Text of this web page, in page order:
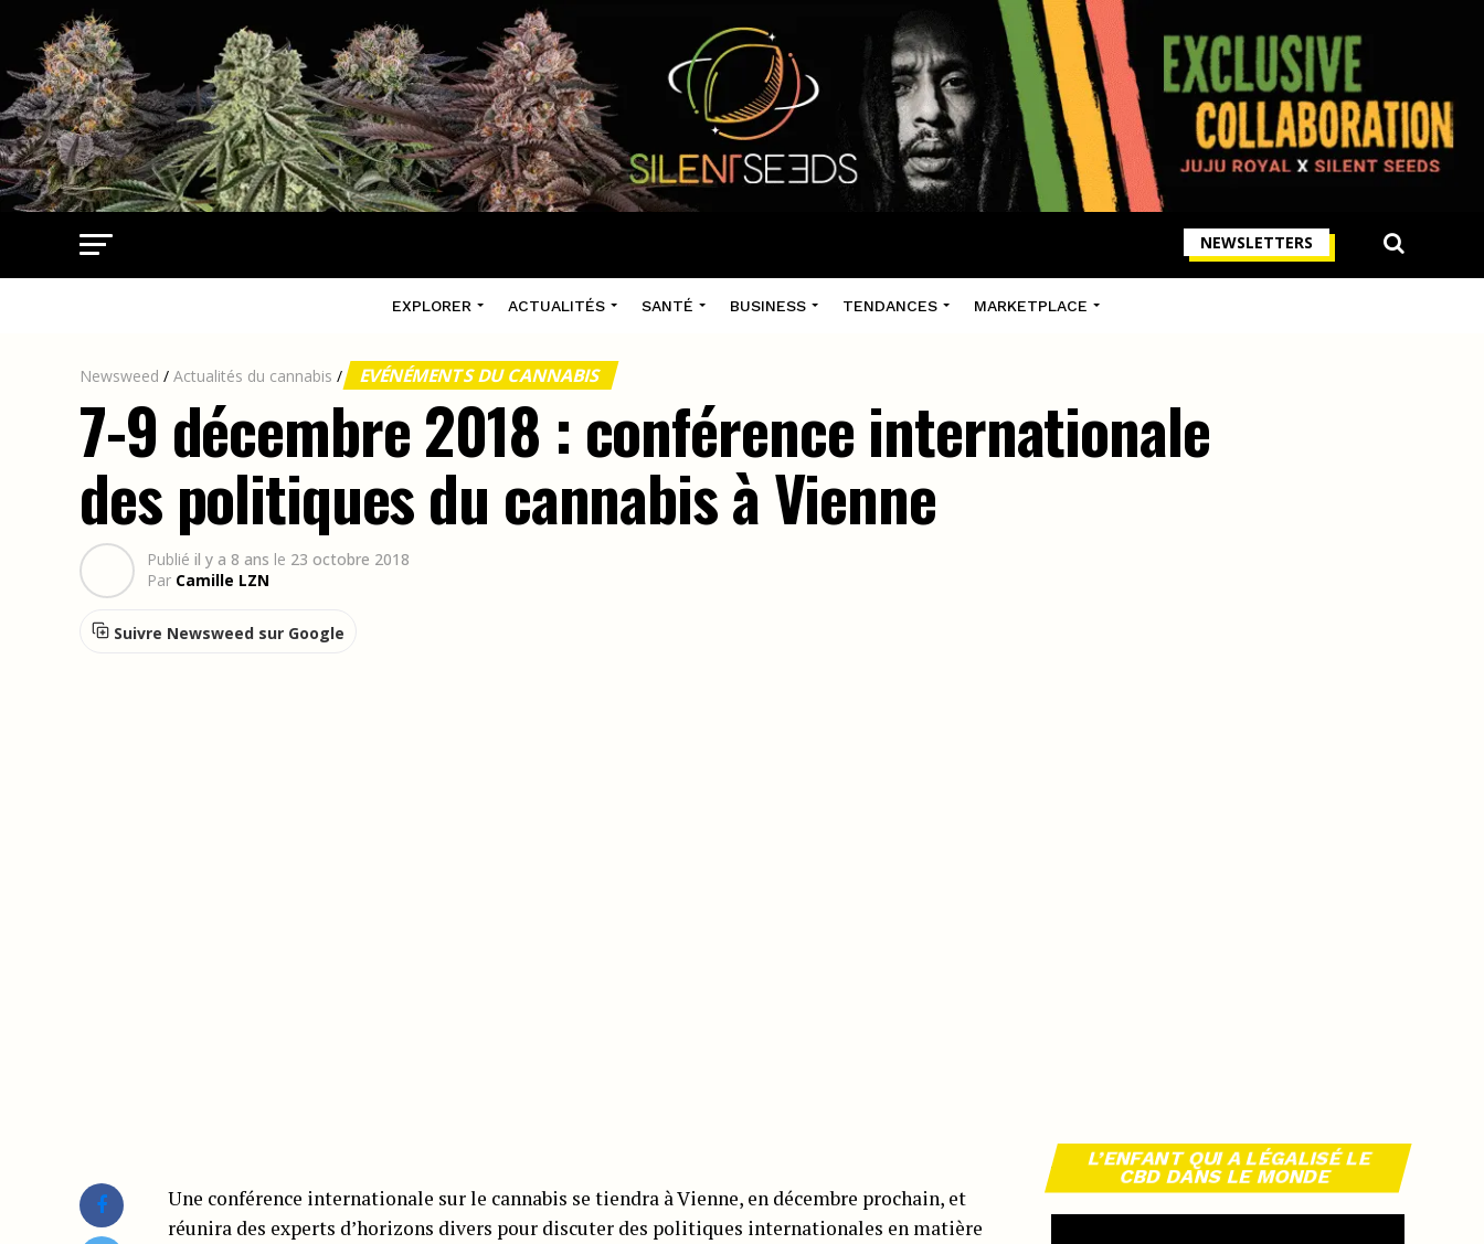
NEWSLETTERS
EXPLORER ACTUALITÉS SANTÉ BUSINESS TENDANCES MARKETPLACE
Newsweed / Actualités du cannabis / EVÉNÉMENTS DU CANNABIS
7-9 décembre 2018 : conférence internationale
des politiques du cannabis à Vienne
Publié il y a 8 ans le 23 octobre 2018
Par Camille LZN
Suivre Newsweed sur Google
Une conférence internationale sur le cannabis se tiendra à Vienne, en décembre prochain, et
réunira des experts d’horizons divers pour discuter des politiques internationales en matière
L’ENFANT QUI A LÉGALISÉ LE
CBD DANS LE MONDE